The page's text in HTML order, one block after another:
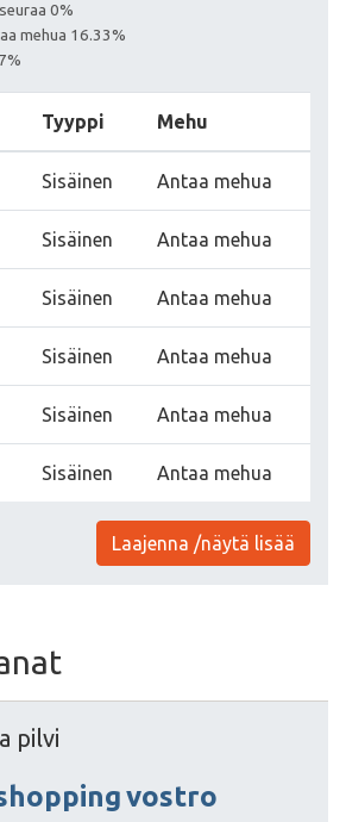
0%
mehua 16.33%
Tyyppi Mehu
Sisäinen Antaa mehua
Sisäinen Antaa mehua
Sisäinen Antaa mehua
Sisäinen Antaa mehua
Sisäinen Antaa mehua
Sisäinen Antaa mehua
Laajenna /näytä lisää
pilvi
vostro